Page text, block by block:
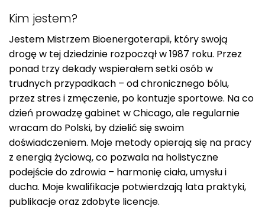
Kim jestem?
Jestem Mistrzem Bioenergoterapii, który swoją
drogę w tej dziedzinie rozpoczął w 1987 roku. Przez
ponad trzy dekady wspierałem setki osób w
trudnych przypadkach – od chronicznego bólu,
przez stres i zmęczenie, po kontuzje sportowe. Na co
dzień prowadzę gabinet w Chicago, ale regularnie
wracam do Polski, by dzielić się swoim
doświadczeniem. Moje metody opierają się na pracy
z energią życiową, co pozwala na holistyczne
podejście do zdrowia – harmonię ciała, umysłu i
ducha. Moje kwalifikacje potwierdzają lata praktyki,
publikacje oraz zdobyte licencje.